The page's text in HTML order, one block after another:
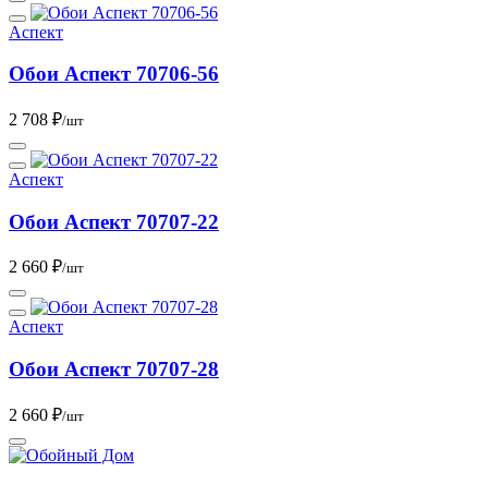
Аспект
Обои Аспект 70706-56
2 708 ₽/шт
Аспект
Обои Аспект 70707-22
2 660 ₽/шт
Аспект
Обои Аспект 70707-28
2 660 ₽/шт